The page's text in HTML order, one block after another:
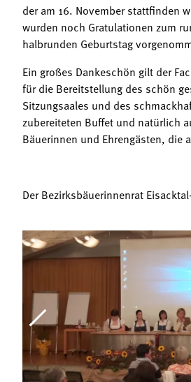
der am 16. November stattfinden
wurden noch Gratulationen zum
halbrunden Geburtstag
Ein großes Dankeschön gilt der
für die Bereitstellung des schön
Sitzungsaales und des
zubereiteten Buffet und natürlich
Bäuerinnen und Ehrengästen, die
Der Bezirksbäuerinnenrat